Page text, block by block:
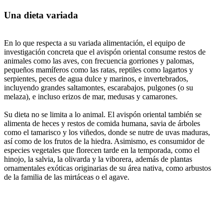
Una dieta variada
En lo que respecta a su variada alimentación, el equipo de
investigación concreta que el avispón oriental consume restos de
animales como las aves, con frecuencia gorriones y palomas,
pequeños mamíferos como las ratas, reptiles como lagartos y
serpientes, peces de agua dulce y marinos, e invertebrados,
incluyendo grandes saltamontes, escarabajos, pulgones (o su
melaza), e incluso erizos de mar, medusas y camarones.
Su dieta no se limita a lo animal. El avispón oriental también se
alimenta de heces y restos de comida humana, savia de árboles
como el tamarisco y los viñedos, donde se nutre de uvas maduras,
así como de los frutos de la hiedra. Asimismo, es consumidor de
especies vegetales que florecen tarde en la temporada, como el
hinojo, la salvia, la olivarda y la viborera, además de plantas
ornamentales exóticas originarias de su área nativa, como arbustos
de la familia de las mirtáceas o el agave.